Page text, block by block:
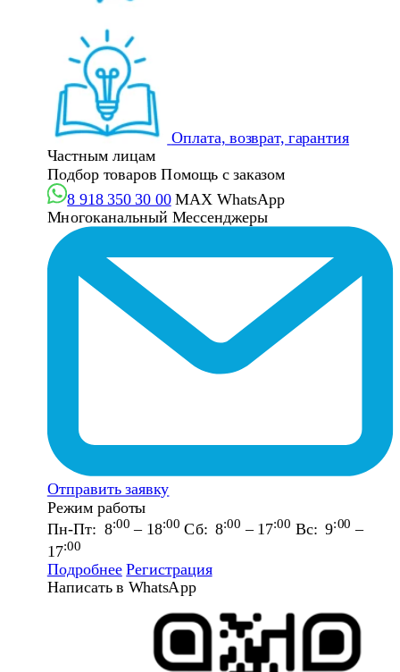
Оплата, возврат, гарантия
Частным лицам
Подбор товаров Помощь с заказом
8 918 350 30 00 MAX WhatsApp
Многоканальный Мессенджеры
Отправить заявку
Режим работы
Пн-Пт: 8:00 – 18:00 Сб: 8:00 – 17:00 Вс: 9:00 –
17:00
Подробнее Регистрация
Написать в WhatsApp